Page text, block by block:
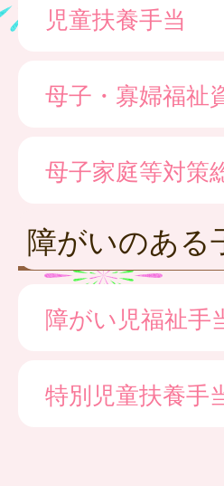
児童扶養手当
母子・寡婦福祉
母子家庭等対策
障がいのある
障がい児福祉手
特別児童扶養手